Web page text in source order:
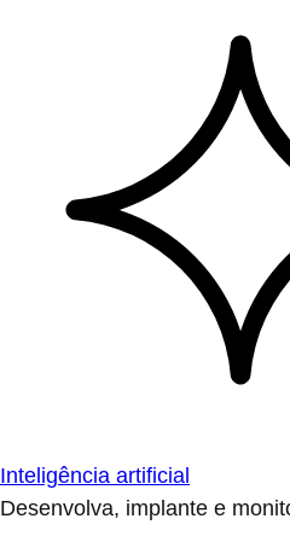
Inteligência artificial
Desenvolva, implante e